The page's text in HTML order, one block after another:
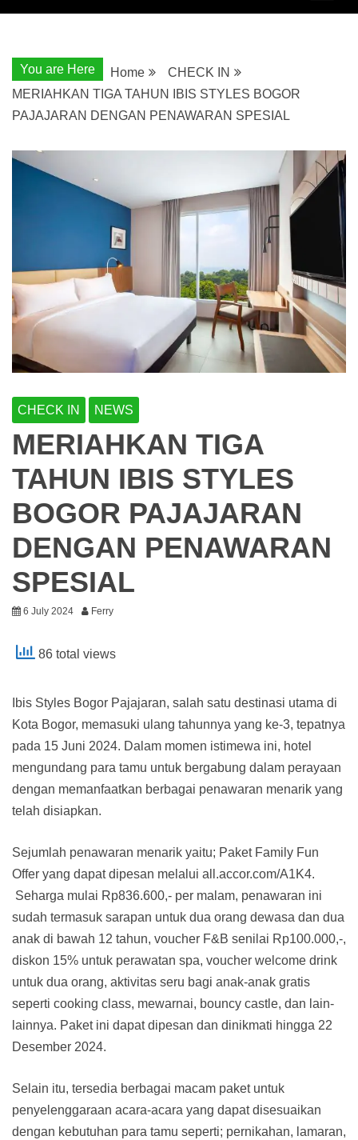
You are Here Home
CHECK IN
MERIAHKAN TIGA TAHUN IBIS STYLES BOGOR
PAJAJARAN DENGAN PENAWARAN SPESIAL
CHECK IN NEWS
MERIAHKAN TIGA
TAHUN IBIS STYLES
BOGOR PAJAJARAN
DENGAN PENAWARAN
SPESIAL
6 July 2024 Ferry
86 total views
Ibis Styles Bogor Pajajaran, salah satu destinasi utama di
Kota Bogor, memasuki ulang tahunnya yang ke-3, tepatnya
pada 15 Juni 2024. Dalam momen istimewa ini, hotel
mengundang para tamu untuk bergabung dalam perayaan
dengan memanfaatkan berbagai penawaran menarik yang
telah disiapkan.
Sejumlah penawaran menarik yaitu; Paket Family Fun
Offer yang dapat dipesan melalui all.accor.com/A1K4.
Seharga mulai Rp836.600,- per malam, penawaran ini
sudah termasuk sarapan untuk dua orang dewasa dan dua
anak di bawah 12 tahun, voucher F&B senilai Rp100.000,-,
diskon 15% untuk perawatan spa, voucher welcome drink
untuk dua orang, aktivitas seru bagi anak-anak gratis
seperti cooking class, mewarnai, bouncy castle, dan lain-
lainnya. Paket ini dapat dipesan dan dinikmati hingga 22
Desember 2024.
Selain itu, tersedia berbagai macam paket untuk
penyelenggaraan acara-acara yang dapat disesuaikan
dengan kebutuhan para tamu seperti; pernikahan, lamaran,